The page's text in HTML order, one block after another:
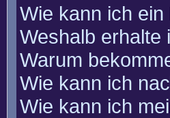
Wie kann ich
Weshalb erhalte
Warum
Wie kann ich
Wie kann ich